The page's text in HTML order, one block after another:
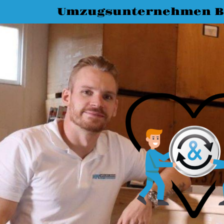
Umzugsunternehmen